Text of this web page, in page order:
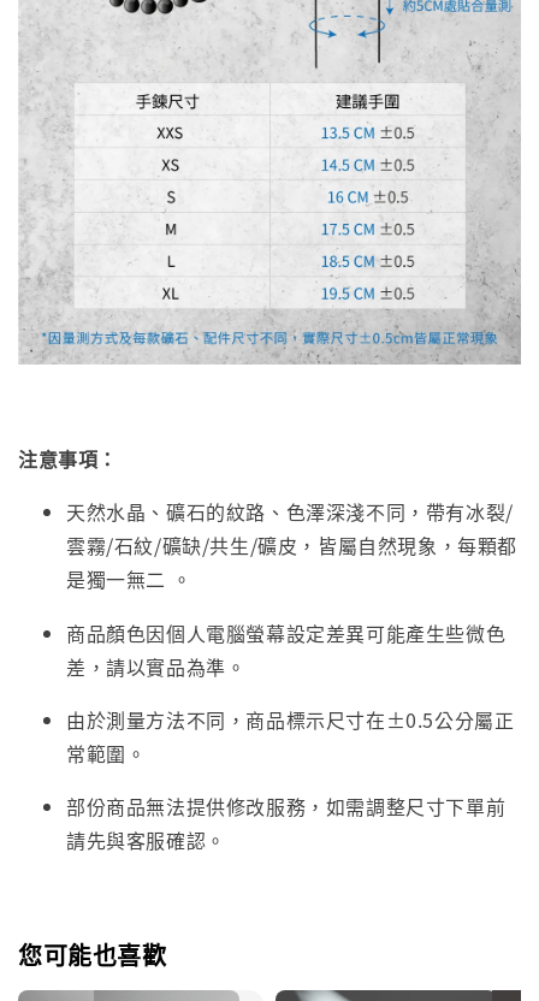
注意事項：
天然水晶、礦石的紋路、色澤深淺不同，帶有冰裂/
雲霧/石紋/礦缺/共生/礦皮，皆屬自然現象，每顆都
是獨一無二 。
商品顏色因個人電腦螢幕設定差異可能產生些微色
差，請以實品為準。
由於測量方法不同，商品標示尺寸在±0.5公分屬正
常範圍。
部份商品無法提供修改服務，如需調整尺寸下單前
請先與客服確認。
您可能也喜歡